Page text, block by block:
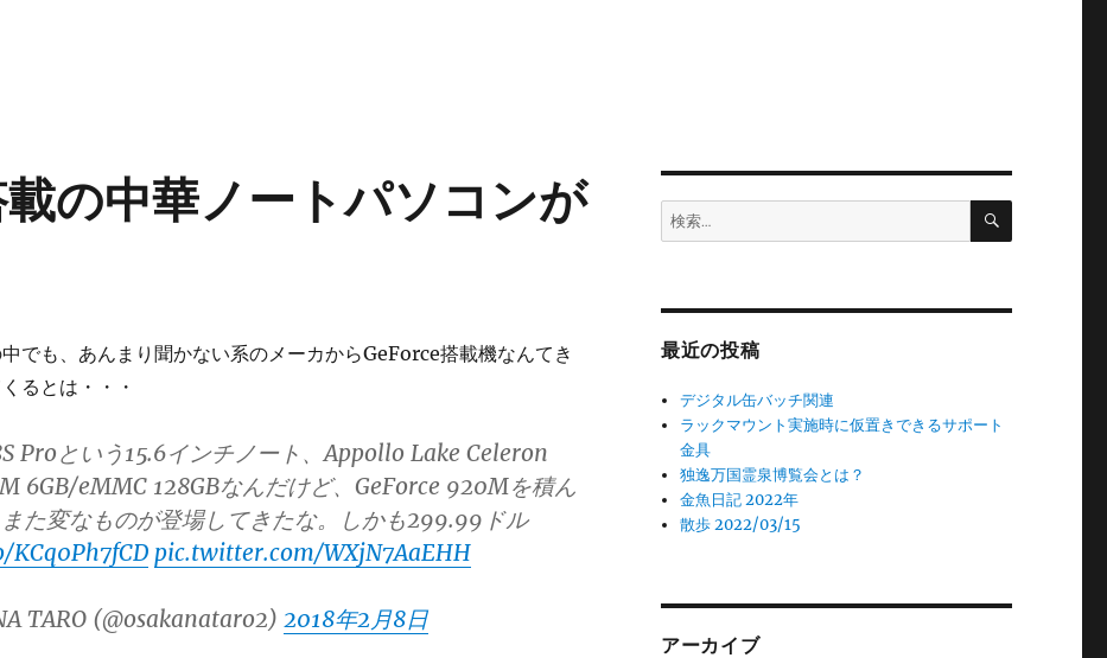
の中華ノートパソコンが
でも、あんまり聞かない系のメーカからGeForce搭載機なんてき
るとは・・・
Proという15.6インチノート、Appollo Lake Celeron
6GB/eMMC 128GBなんだけど、GeForce 920Mを積ん
た変なものが登場してきたな。しかも299.99ドル
pic.twitter.com/WXjN7AaEHH
TARO (@osakanataro2) 2018年2月8日
検
索:
検
最近の投稿
デジタル缶バッチ関連
ラックマウント実施時に仮置きできるサポート
金具
独逸万国霊泉博覧会とは？
金魚日記 2022年
散歩 2022/03/15
アーカイブ